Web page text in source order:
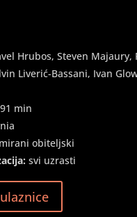
Hrubos, Steven Majaury,
Liverić-Bassani, Ivan
91 min
obiteljski
svi uzrasti